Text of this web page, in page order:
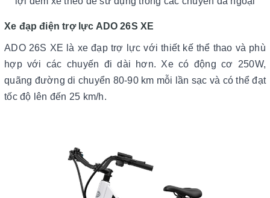
Xe đạp điện trợ lực ADO 26S XE
ADO 26S XE là xe đạp trợ lực với thiết kế thể thao và phù
hợp với các chuyến đi dài hơn. Xe có động cơ 250W,
quãng đường di chuyển 80-90 km mỗi lần sạc và có thể đạt
tốc độ lên đến 25 km/h.